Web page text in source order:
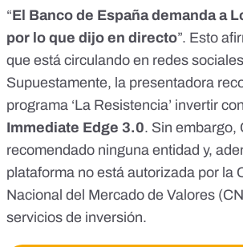
VgECMeFhVCBdZAJjEzdrGNu -
https://lp.constantcontactpages.com/cu/
“El Banco de España demanda a
por lo que dijo en directo”. Esto
que está circulando en redes
Supuestamente, la presentadora
programa ‘La Resistencia’ invertir
Immediate Edge 3.0. Sin embargo,
recomendado ninguna entidad y,
plataforma no está autorizada por la
Nacional del Mercado de Valores
servicios de inversión.